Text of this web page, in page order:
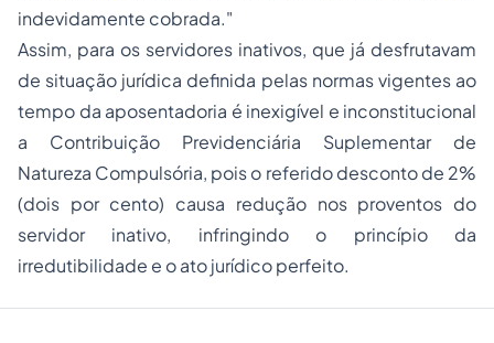
indevidamente cobrada."
Assim, para os servidores inativos, que já desfrutavam
de situação jurídica definida pelas normas vigentes ao
tempo da aposentadoria é inexigível e inconstitucional
a Contribuição Previdenciária Suplementar de
Natureza Compulsória, pois o referido desconto de 2%
(dois por cento) causa redução nos proventos do
servidor inativo, infringindo o princípio da
irredutibilidade e o ato jurídico perfeito.